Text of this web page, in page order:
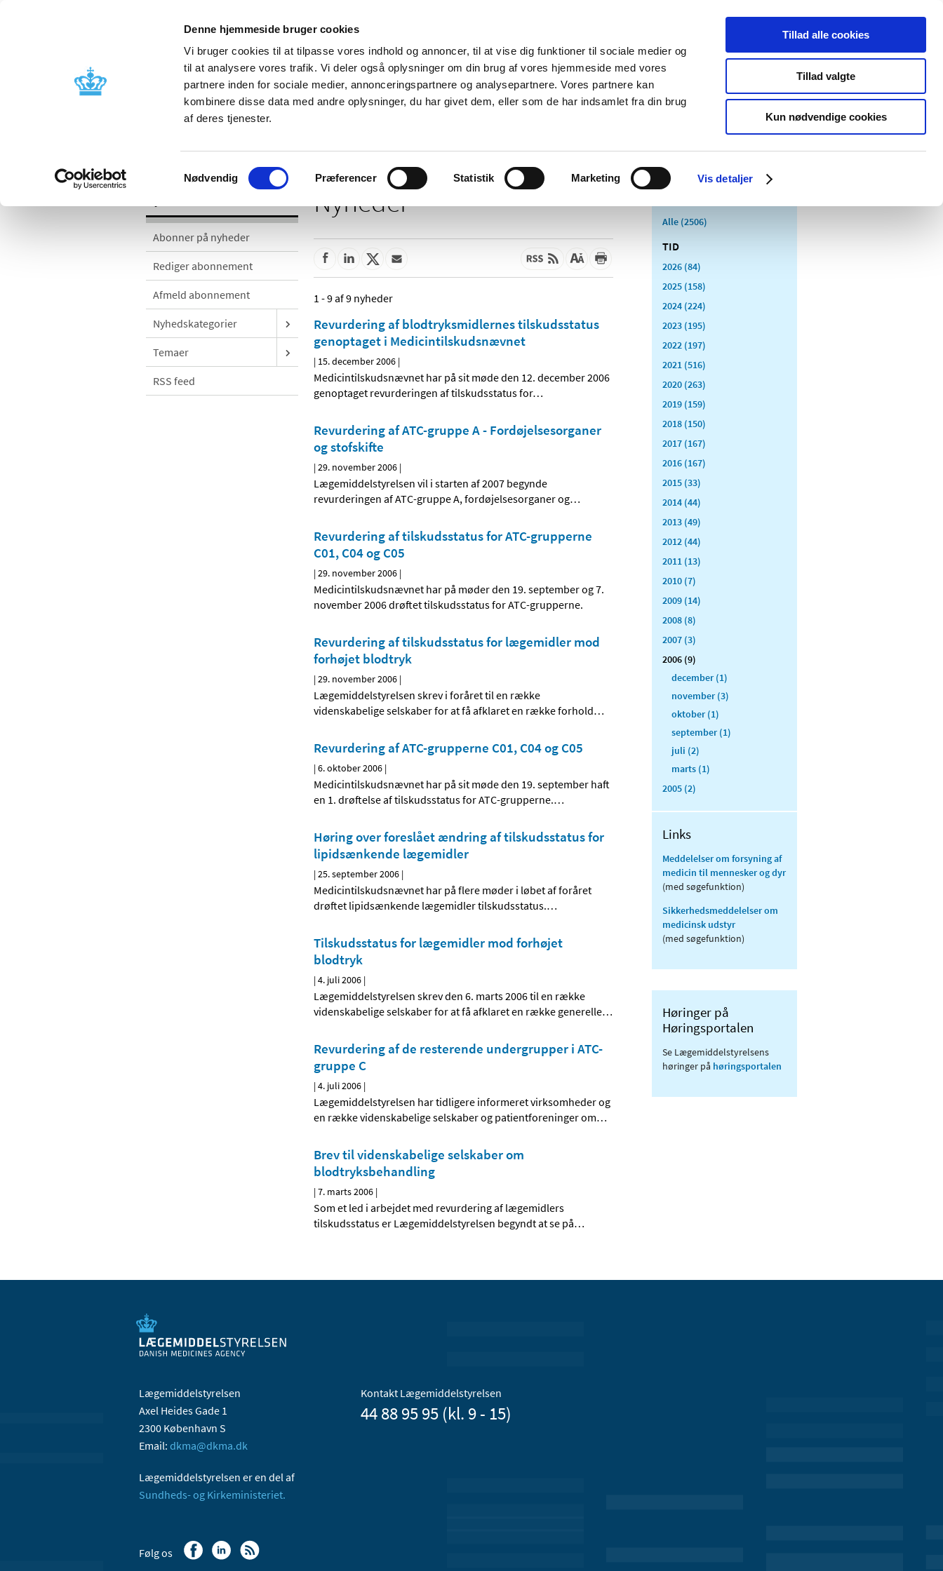
Denne hjemmeside bruger cookies
Vi bruger cookies til at tilpasse vores indhold og annoncer, til at vise dig funktioner til sociale medier og
til at analysere vores trafik. Vi deler også oplysninger om din brug af vores hjemmeside med vores
partnere inden for sociale medier, annonceringspartnere og analysepartnere. Vores partnere kan
kombinere disse data med andre oplysninger, du har givet dem, eller som de har indsamlet fra din brug
af deres tjenester.
Samtykkevalg
Nødvendig Præferencer Statistik Marketing Vis detaljer
Tillad alle cookies
Tillad valgte
Kun nødvendige cookies
Nyheder Om os Kontakt Udgivelser
Godkendelse og
Bivirkninger og
produktinformation
Tilskud og
Apoteker og salg af
Medicinsk
Særlige
produktområder
Abonner på nyheder
Rediger abonnement
Afmeld abonnement
Nyhedskategorier
Temaer
RSS feed
Nyheder
1 - 9 af 9 nyheder
Revurdering af blodtryksmidlernes tilskudsstatus
genoptaget i Medicintilskudsnævnet
| 15. december 2006 |
Medicintilskudsnævnet har på sit møde den 12. december 2006
genoptaget revurderingen af tilskudsstatus for…
Revurdering af ATC-gruppe A - Fordøjelsesorganer
og stofskifte
|29. november 2006 |
Lægemiddelstyrelsen vil i starten af 2007 begynde
revurderingen af ATC-gruppe A, fordøjelsesorganer og…
Revurdering af tilskudsstatus for ATC-grupperne
C01, C04 og C05
|29. november 2006 |
Medicintilskudsnævnet har på møder den 19. september og 7.
november 2006 drøftet tilskudsstatus for ATC-grupperne.
Revurdering af tilskudsstatus for lægemidler mod
forhøjet blodtryk
|29. november 2006 |
Lægemiddelstyrelsen skrev i foråret til en række
videnskabelige selskaber for at få afklaret en række forhold…
Revurdering af ATC-grupperne C01, C04 og C05
|6. oktober 2006 |
Medicintilskudsnævnet har på sit møde den 19. september haft
en 1. drøftelse af tilskudsstatus for ATC-grupperne.…
Høring over foreslået ændring af tilskudsstatus for
lipidsænkende lægemidler
|25. september 2006 |
Medicintilskudsnævnet har på flere møder i løbet af foråret
drøftet lipidsænkende lægemidler tilskudsstatus.…
Tilskudsstatus for lægemidler mod forhøjet
blodtryk
|4. juli 2006 |
Lægemiddelstyrelsen skrev den 6. marts 2006 til en række
videnskabelige selskaber for at få afklaret en række generelle…
Revurdering af de resterende undergrupper i ATC-
gruppe C
|4. juli 2006 |
Lægemiddelstyrelsen har tidligere informeret virksomheder og
en række videnskabelige selskaber og patientforeninger om…
Brev til videnskabelige selskaber om
blodtryksbehandling
|7. marts 2006 |
Som et led i arbejdet med revurdering af lægemidlers
tilskudsstatus er Lægemiddelstyrelsen begyndt at se på…
Alle (2506)
TID
2026 (84)
2025 (158)
2024 (224)
2023 (195)
2022 (197)
2021 (516)
2020 (263)
2019 (159)
2018 (150)
2017 (167)
2016 (167)
2015 (33)
2014 (44)
2013 (49)
2012 (44)
2011 (13)
2010 (7)
2009 (14)
2008 (8)
2007 (3)
2006 (9)
december (1)
november (3)
oktober (1)
september (1)
juli (2)
marts (1)
2005 (2)
Links
Meddelelser om forsyning af
medicin til mennesker og dyr
(med søgefunktion)
Sikkerhedsmeddelelser om
medicinsk udstyr
(med søgefunktion)
Høringer på
Høringsportalen
Se Lægemiddelstyrelsens
høringer på høringsportalen
Lægemiddelstyrelsen
Axel Heides Gade 1
2300 København S
Email: dkma@dkma.dk
Lægemiddelstyrelsen er en del af
Sundheds- og Kirkeministeriet.
Kontakt Lægemiddelstyrelsen
44 88 95 95 (kl. 9 - 15)
Følg os